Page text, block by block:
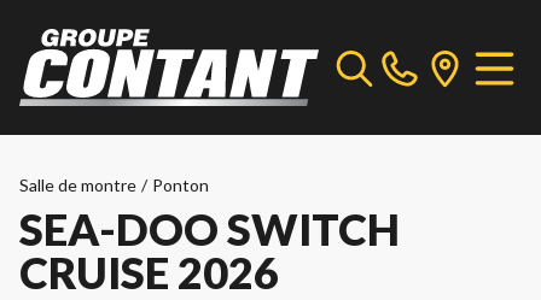
Salle de montre / Ponton
SEA-DOO SWITCH
CRUISE 2026